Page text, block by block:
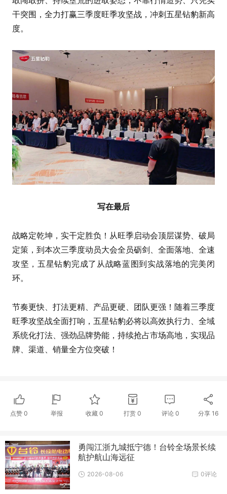
干突围，全力打赢三季度旺季攻坚战，冲刺五星钻豹新高
度。
写在最后
战略定乾坤，实干定胜负！从旺季启动会顶层谋势、破局
定策，到本次三季度动员大会全员砺剑、全面落地、全速
攻坚，五星钻豹完成了从战略蓝图到实战落地的完美闭
环。
节奏更快、打法更精、产品更硬、团队更强！随着三季度
旺季攻坚战全面打响，五星钻豹必将以高效执行力、全域
系统化打法、强劲品牌势能，持续抢占市场高地，实现品
牌、渠道、销量全方位突破！
点赞 0 举报 收藏0 打赏 0 评论 0 分享 16
勇闯江浙九城抵宁德！台铃全场景长续
航护航山海远征
0评论
2026-08-06